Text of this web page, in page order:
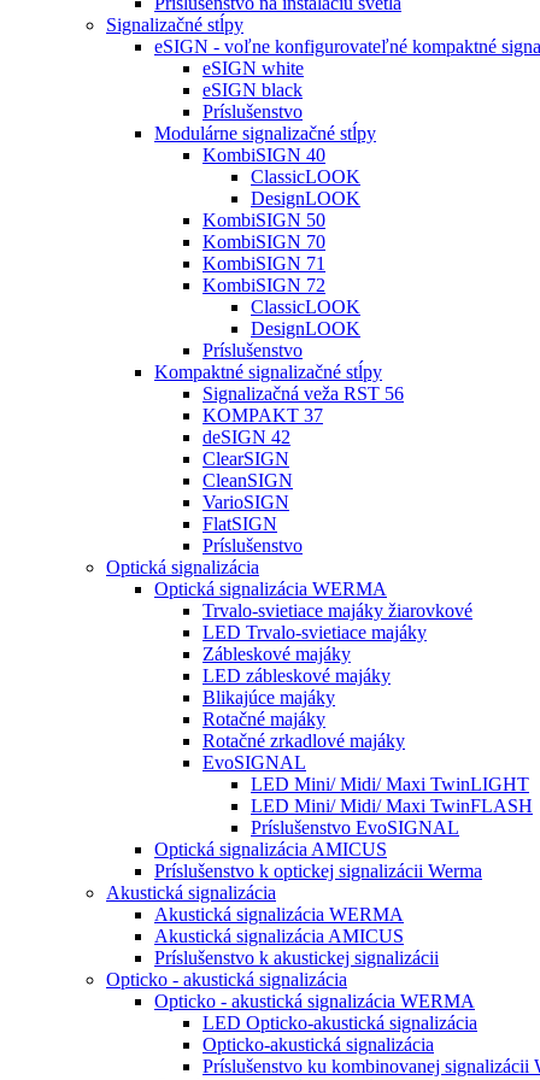
Signalizačné stĺpy
eSIGN - voľne konfigurovateľné kompaktné
eSIGN white
eSIGN black
Príslušenstvo
Modulárne signalizačné stĺpy
KombiSIGN 40
ClassicLOOK
DesignLOOK
KombiSIGN 50
KombiSIGN 70
KombiSIGN 71
KombiSIGN 72
ClassicLOOK
DesignLOOK
Príslušenstvo
Kompaktné signalizačné stĺpy
Signalizačná veža RST 56
KOMPAKT 37
deSIGN 42
ClearSIGN
CleanSIGN
VarioSIGN
FlatSIGN
Príslušenstvo
Optická signalizácia
Optická signalizácia WERMA
Trvalo-svietiace majáky žiarovkové
LED Trvalo-svietiace majáky
Zábleskové majáky
LED zábleskové majáky
Blikajúce majáky
Rotačné majáky
Rotačné zrkadlové majáky
EvoSIGNAL
LED Mini/ Midi/ Maxi TwinLIGHT
LED Mini/ Midi/ Maxi TwinFLASH
Príslušenstvo EvoSIGNAL
Optická signalizácia AMICUS
Príslušenstvo k optickej signalizácii Werma
Akustická signalizácia
Akustická signalizácia WERMA
Akustická signalizácia AMICUS
Príslušenstvo k akustickej signalizácii
Opticko - akustická signalizácia
Opticko - akustická signalizácia WERMA
LED Opticko-akustická signalizácia
Opticko-akustická signalizácia
Príslušenstvo ku kombinovanej signalizácii